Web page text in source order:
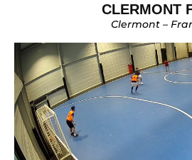
CLERMONT
Clermont –